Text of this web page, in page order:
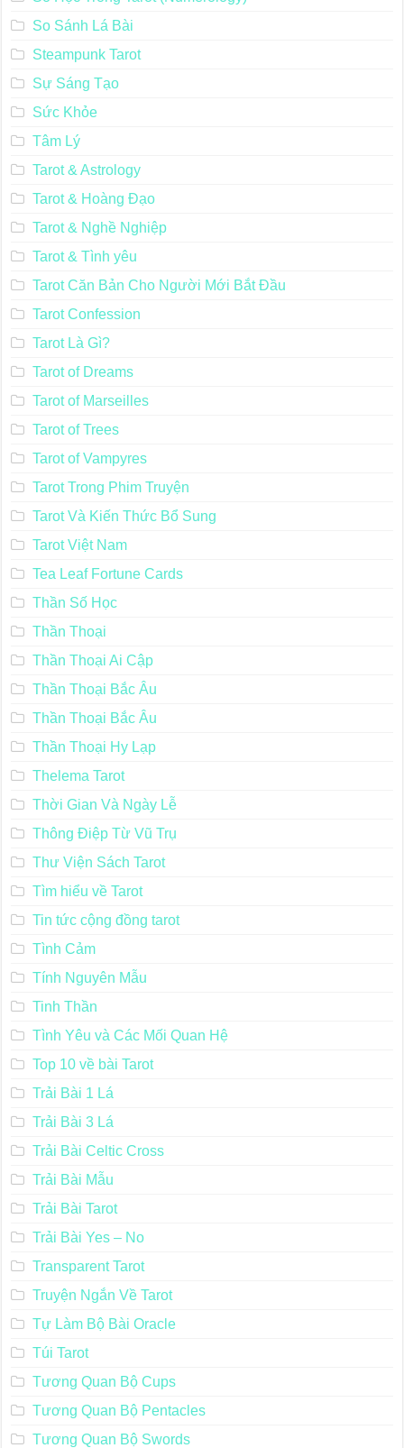
So Sánh Lá Bài
Steampunk Tarot
Sự Sáng Tạo
Sức Khỏe
Tâm Lý
Tarot & Astrology
Tarot & Hoàng Đạo
Tarot & Nghề Nghiệp
Tarot & Tình yêu
Tarot Căn Bản Cho Người Mới Bắt Đầu
Tarot Confession
Tarot Là Gì?
Tarot of Dreams
Tarot of Marseilles
Tarot of Trees
Tarot of Vampyres
Tarot Trong Phim Truyện
Tarot Và Kiến Thức Bổ Sung
Tarot Việt Nam
Tea Leaf Fortune Cards
Thần Số Học
Thần Thoại
Thần Thoại Ai Cập
Thần Thoại Bắc Âu
Thần Thoại Bắc Âu
Thần Thoại Hy Lạp
Thelema Tarot
Thời Gian Và Ngày Lễ
Thông Điệp Từ Vũ Trụ
Thư Viện Sách Tarot
Tìm hiểu về Tarot
Tin tức cộng đồng tarot
Tình Cảm
Tính Nguyên Mẫu
Tinh Thần
Tình Yêu và Các Mối Quan Hệ
Top 10 về bài Tarot
Trải Bài 1 Lá
Trải Bài 3 Lá
Trải Bài Celtic Cross
Trải Bài Mẫu
Trải Bài Tarot
Trải Bài Yes – No
Transparent Tarot
Truyện Ngắn Về Tarot
Tự Làm Bộ Bài Oracle
Túi Tarot
Tương Quan Bộ Cups
Tương Quan Bộ Pentacles
Tương Quan Bộ Swords